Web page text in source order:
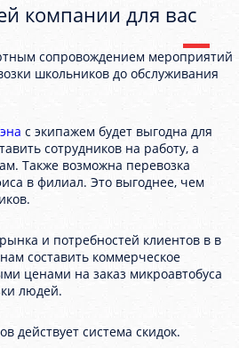
компании для вас
сопровождением мероприятий
школьников до обслуживания
с экипажем будет выгодна для
сотрудников на работу, а
Также возможна перевозка
в филиал. Это выгоднее, чем
и потребностей клиентов в в
составить коммерческое
ценами на заказ микроавтобуса
людей.
действует система скидок.